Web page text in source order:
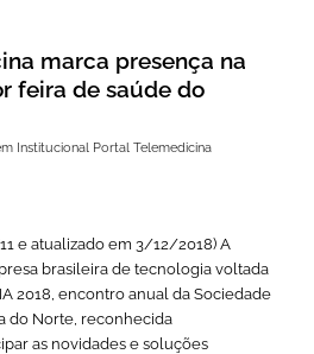
marca presença na
feira de saúde do
Institucional Portal Telemedicina
e atualizado em 3/12/2018) A
brasileira de tecnologia voltada
2018, encontro anual da Sociedade
do Norte, reconhecida
as novidades e soluções